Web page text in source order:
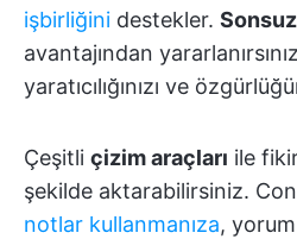
işbirliğini destekler.
avantajından
yaratıcılığınızı ve
Çeşitli çizim araçları ile
şekilde aktarabilirsiniz.
notlar kullanmanıza,